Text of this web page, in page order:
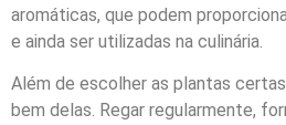
aromáticas, que podem
e ainda ser utilizadas na culinária.
Além de escolher as plantas
bem delas. Regar regularmente,